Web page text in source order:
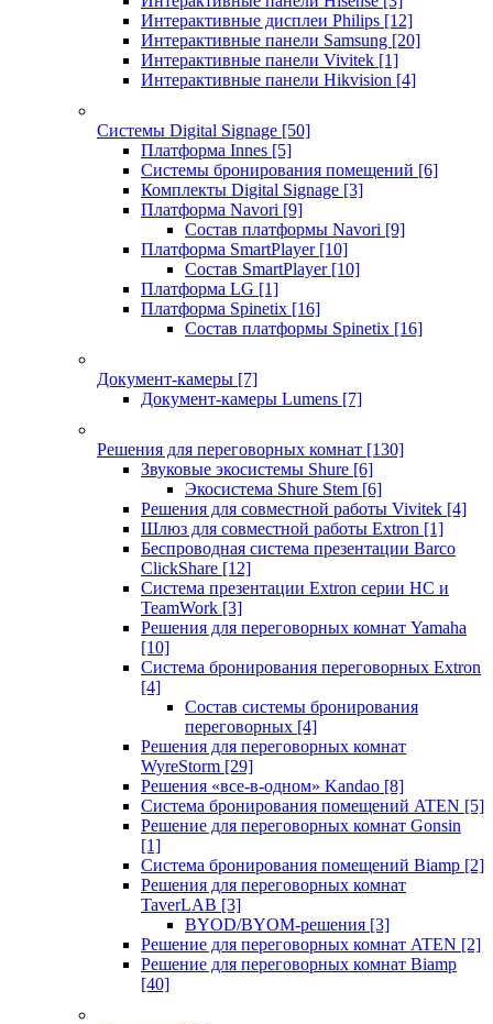
Интерактивные дисплеи Philips [12]
Интерактивные панели Samsung [20]
Интерактивные панели Vivitek [1]
Интерактивные панели Hikvision [4]
Системы Digital Signage [50]
Платформа Innes [5]
Системы бронирования помещений [6]
Комплекты Digital Signage [3]
Платформа Navori [9]
Состав платформы Navori [9]
Платформа SmartPlayer [10]
Состав SmartPlayer [10]
Платформа LG [1]
Платформа Spinetix [16]
Состав платформы Spinetix [16]
Документ-камеры [7]
Документ-камеры Lumens [7]
Решения для переговорных комнат [130]
Звуковые экосистемы Shure [6]
Экосистема Shure Stem [6]
Решения для совместной работы Vivitek [4]
Шлюз для совместной работы Extron [1]
Беспроводная система презентации Barco
ClickShare [12]
Система презентации Extron серии HC и
TeamWork [3]
Решения для переговорных комнат Yamaha
[10]
Система бронирования переговорных Extron
[4]
Состав системы бронирования
переговорных [4]
Решения для переговорных комнат
WyreStorm [29]
Решения «все-в-одном» Kandao [8]
Система бронирования помещений ATEN [5]
Решение для переговорных комнат Gonsin
[1]
Система бронирования помещений Biamp [2]
Решения для переговорных комнат
TaverLAB [3]
BYOD/BYOM-решения [3]
Решение для переговорных комнат ATEN [2]
Решение для переговорных комнат Biamp
[40]